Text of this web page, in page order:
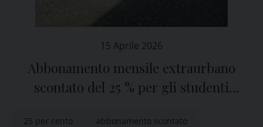
15 Aprile 2026
Abbonamento mensile extraurbano
scontato del 25 % per gli studenti
25 per cento abbonamento scontato